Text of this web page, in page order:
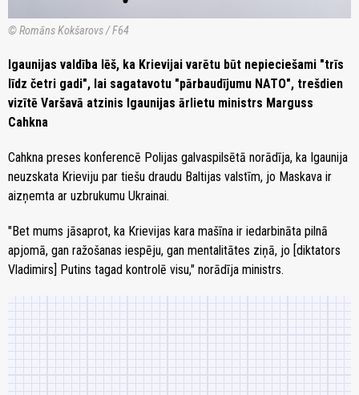
© Romāns Kokšarovs / F64
Igaunijas valdība lēš, ka Krievijai varētu būt nepieciešami "trīs
līdz četri gadi", lai sagatavotu "pārbaudījumu NATO", trešdien
vizītē Varšavā atzinis Igaunijas ārlietu ministrs Marguss
Cahkna
Cahkna preses konferencē Polijas galvaspilsētā norādīja, ka Igaunija
neuzskata Krieviju par tiešu draudu Baltijas valstīm, jo Maskava ir
aizņemta ar uzbrukumu Ukrainai.
"Bet mums jāsaprot, ka Krievijas kara mašīna ir iedarbināta pilnā
apjomā, gan ražošanas iespēju, gan mentalitātes ziņā, jo [diktators
Vladimirs] Putins tagad kontrolē visu," norādīja ministrs.